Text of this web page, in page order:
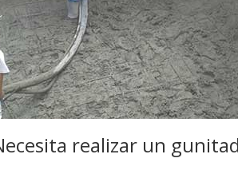
realizar un